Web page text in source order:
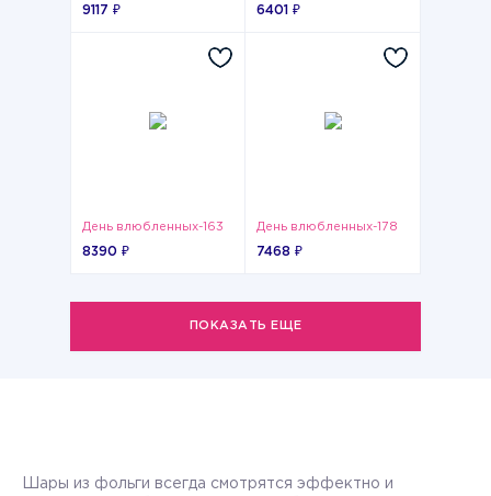
9117 ₽ 6401 ₽
День влюбленных-163
8390 ₽
День влюбленных-178
7468 ₽
ПОКАЗАТЬ ЕЩЕ
Шары из фольги всегда смотрятся эффектно и